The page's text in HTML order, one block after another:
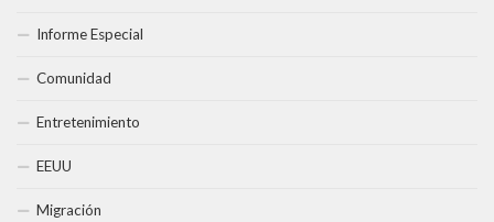
Informe Especial
Comunidad
Entretenimiento
EEUU
Migración